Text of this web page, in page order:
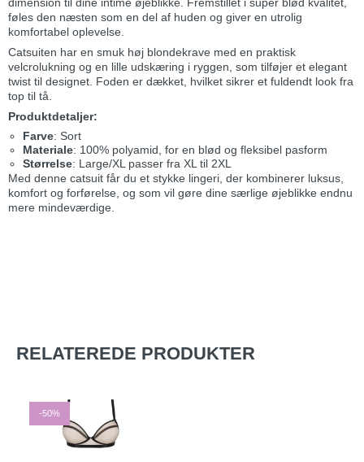
dimension til dine intime øjeblikke. Fremstillet i super blød kvalitet,
føles den næsten som en del af huden og giver en utrolig
komfortabel oplevelse.
Catsuiten har en smuk høj blondekrave med en praktisk
velcrolukning og en lille udskæring i ryggen, som tilføjer et elegant
twist til designet. Foden er dækket, hvilket sikrer et fuldendt look fra
top til tå.
Produktdetaljer:
Farve: Sort
Materiale: 100% polyamid, for en blød og fleksibel pasform
Størrelse: Large/XL passer fra XL til 2XL
Med denne catsuit får du et stykke lingeri, der kombinerer luksus,
komfort og forførelse, og som vil gøre dine særlige øjeblikke endnu
mere mindeværdige.
RELATEREDE PRODUKTER
-50%